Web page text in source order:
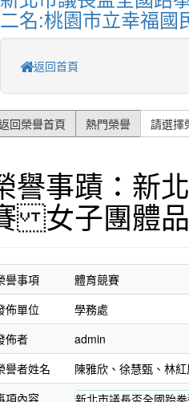
二名:桃園市立幸福國
返回首頁
回榮譽首頁 熱門榮譽 請選擇
譽事蹟：新
女子團體
譽事項
體育競賽
佈單位
學務處
佈者
admin
譽者姓名
陳雅欣、徐慧甄、林
項內容